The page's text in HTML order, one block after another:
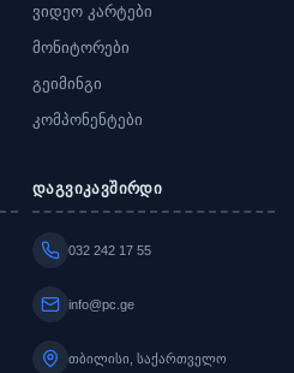
ვიდეო კარტები
მონიტორები
გეიმინგი
კომპონენტები
დაგვიკავშირდი
032 242 17 55
info@pc.ge
თბილისი, საქართველო